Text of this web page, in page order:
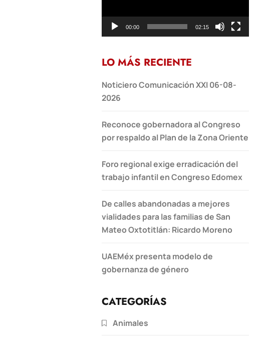
00:00 02:15
LO MÁS RECIENTE
Noticiero Comunicación XXI 06-08-
2026
Reconoce gobernadora al Congreso
por respaldo al Plan de la Zona Oriente
Foro regional exige erradicación del
trabajo infantil en Congreso Edomex
De calles abandonadas a mejores
vialidades para las familias de San
Mateo Oxtotitlán: Ricardo Moreno
UAEMéx presenta modelo de
gobernanza de género
CATEGORÍAS
Animales